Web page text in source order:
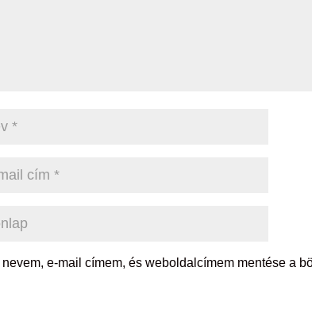
nevem, e-mail címem, és weboldalcímem mentése a